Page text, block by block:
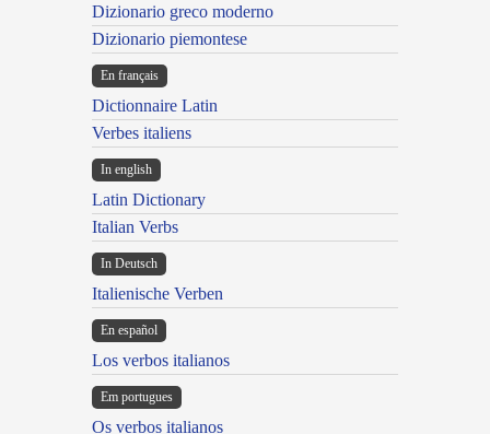
Dizionario greco moderno
Dizionario piemontese
En français
Dictionnaire Latin
Verbes italiens
In english
Latin Dictionary
Italian Verbs
In Deutsch
Italienische Verben
En español
Los verbos italianos
Em portugues
Os verbos italianos